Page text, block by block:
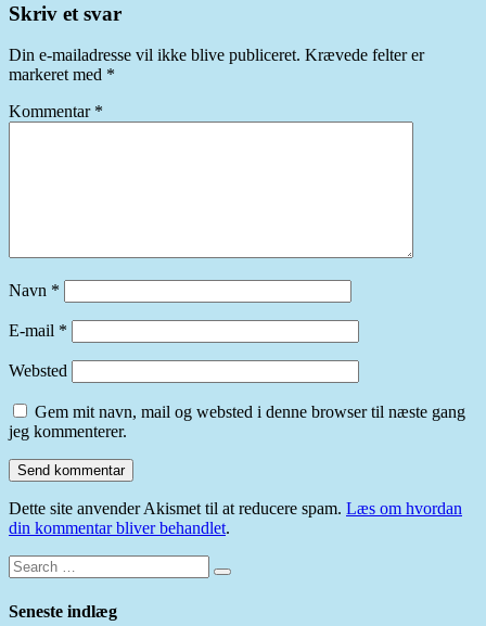
Skriv et svar
Din e-mailadresse vil ikke blive publiceret. Krævede felter er
markeret med *
Kommentar *
Navn *
E-mail *
Websted
Gem mit navn, mail og websted i denne browser til næste gang
jeg kommenterer.
Dette site anvender Akismet til at reducere spam. Læs om hvordan
din kommentar bliver behandlet.
Search
for:
Search
Seneste indlæg